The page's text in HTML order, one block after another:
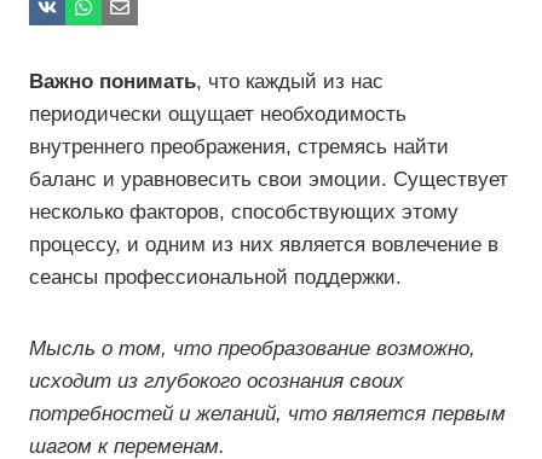
Важно понимать, что каждый из нас
периодически ощущает необходимость
внутреннего преображения, стремясь найти
баланс и уравновесить свои эмоции. Существует
несколько факторов, способствующих этому
процессу, и одним из них является вовлечение в
сеансы профессиональной поддержки.
Мысль о том, что преобразование возможно,
исходит из глубокого осознания своих
потребностей и желаний, что является первым
шагом к переменам.